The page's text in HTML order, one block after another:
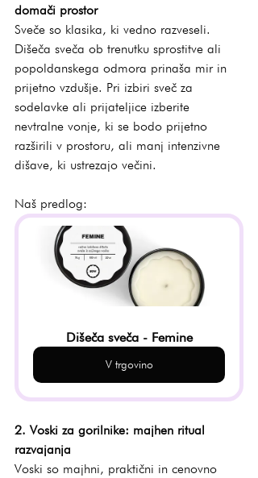
domači prostor
Sveče so klasika, ki vedno razveseli.
Dišeča sveča ob trenutku sprostitve ali
popoldanskega odmora prinaša mir in
prijetno vzdušje. Pri izbiri sveč za
sodelavke ali prijateljice izberite
nevtralne vonje, ki se bodo prijetno
razširili v prostoru, ali manj intenzivne
dišave, ki ustrezajo večini.
Naš predlog:
Dišeča sveča - Femine
V trgovino
2. Voski za gorilnike: majhen ritual
razvajanja
Voski so majhni, praktični in cenovno